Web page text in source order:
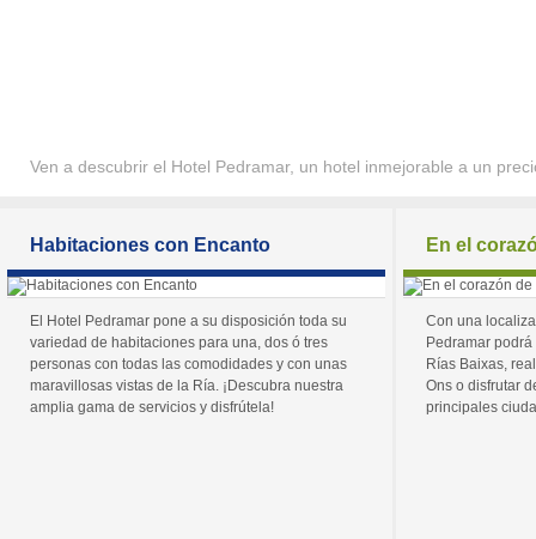
Ven a descubrir el Hotel Pedramar, un hotel inmejorable a un
Habitaciones con Encanto
El Hotel Pedramar pone a su disposición toda su
variedad de habitaciones para una, dos ó tres
personas con todas las comodidades y con unas
maravillosas vistas de la Ría. ¡Descubra nuestra
amplia gama de servicios y disfrútela!
En el
Con una
Pedramar
Rías Baixas,
Ons o disfrutar
principales